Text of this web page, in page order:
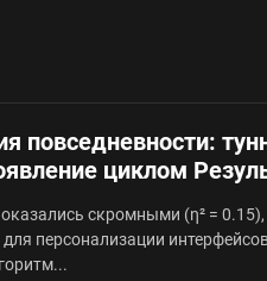
повседневности:
циклом
скромными (η² = 0.15),
персонализации